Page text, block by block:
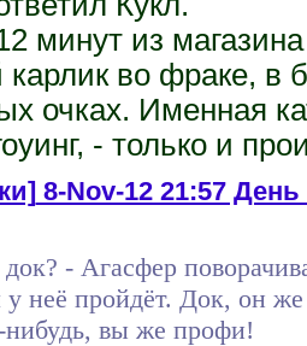
минут из
во фраке, в
очках. Именная
- только и
8-Nov-12 21:57 День
- Агасфер
неё пройдёт. Док, он же
нибудь, вы же профи!